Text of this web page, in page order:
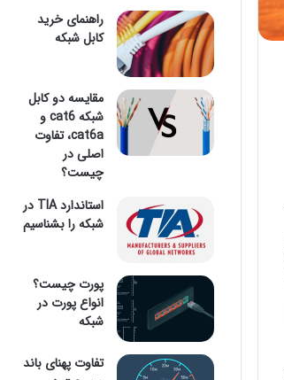
راهنمای خرید
کابل شبکه
مقایسه دو کابل
شبکه cat6 و
cat6a، تفاوت
اصلی در
چیست؟
استاندارد TIA در
شبکه را بشناسیم
پورت چیست؟
انواع پورت در
شبکه
تفاوت پهنای باند